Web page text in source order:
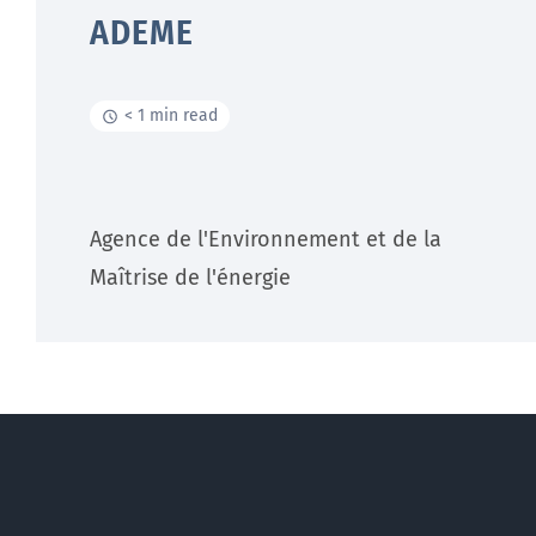
ADEME
< 1 min read
Agence de l'Environnement et de la
Maîtrise de l'énergie